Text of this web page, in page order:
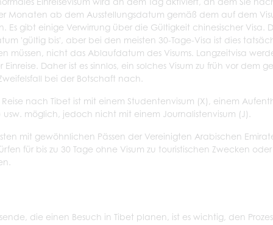
Monaten ab dem Ausstellungsdatum gemäß dem auf dem
Es gibt einige Verwirrung über die Gültigkeit chinesischer
'gültig bis', aber bei den meisten 30-Tage-Visa ist dies
müssen, nicht das Ablaufdatum des Visums. Langzeitvisa
Einreise. Daher ist es sinnlos, ein solches Visum zu früh vor
bei der Botschaft nach.
Reise nach Tibet ist mit einem Studentenvisum (X), einem
usw. möglich, jedoch nicht mit einem Journalistenvisum (J).
mit gewöhnlichen Pässen der Vereinigten Arabischen
für bis zu 30 Tage ohne Visum zu touristischen Zwecken
die einen Besuch in Tibet planen, ist es wichtig, den